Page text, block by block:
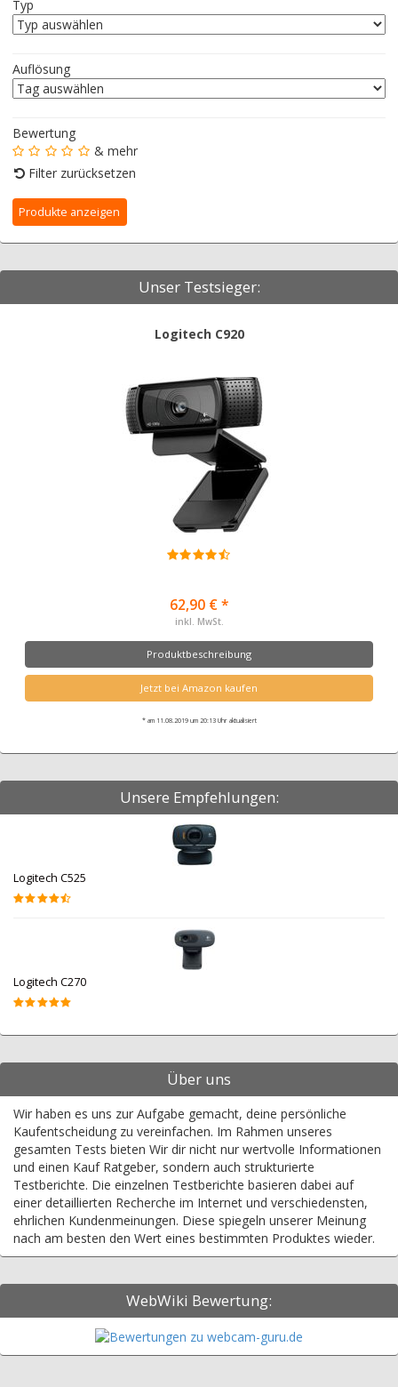
Typ
Auflösung
Bewertung
& mehr
Filter zurücksetzen
Unser Testsieger:
Logitech C920
62,90 € *
inkl. MwSt.
Produktbeschreibung
Jetzt bei Amazon kaufen
* am 11.08.2019 um 20:13 Uhr aktualisiert
Unsere Empfehlungen:
Logitech C525
Logitech C270
Über uns
Wir haben es uns zur Aufgabe gemacht, deine persönliche
Kaufentscheidung zu vereinfachen. Im Rahmen unseres
gesamten Tests bieten Wir dir nicht nur wertvolle Informationen
und einen Kauf Ratgeber, sondern auch strukturierte
Testberichte. Die einzelnen Testberichte basieren dabei auf
einer detaillierten Recherche im Internet und verschiedensten,
ehrlichen Kundenmeinungen. Diese spiegeln unserer Meinung
nach am besten den Wert eines bestimmten Produktes wieder.
WebWiki Bewertung: